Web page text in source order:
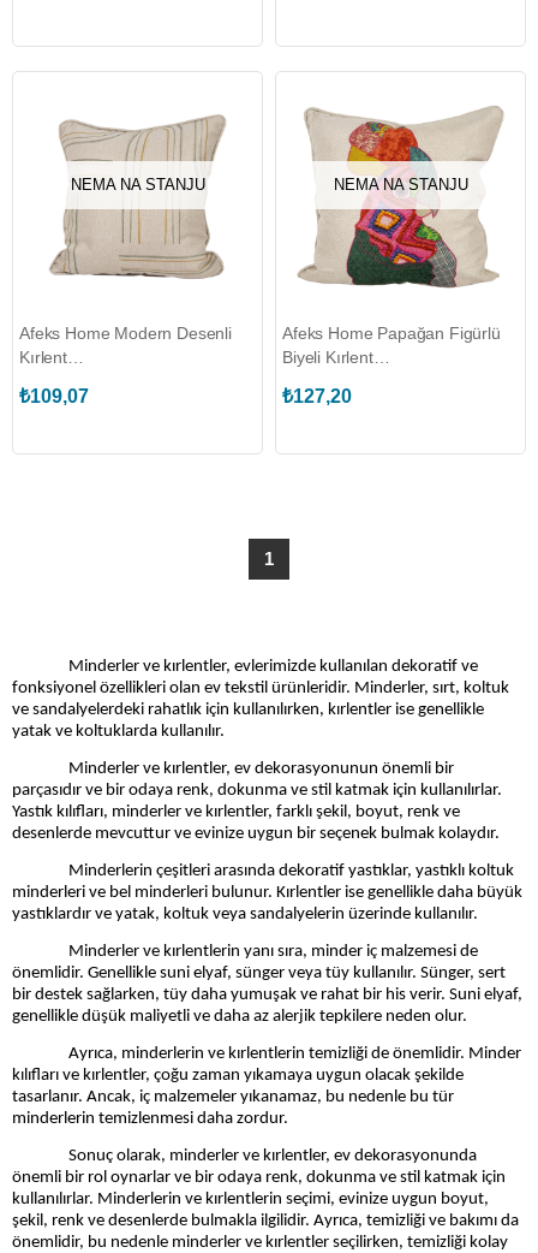
NEMA NA STANJU
Afeks Home Modern Desenli
Kırlent
₺109,07
NEMA NA STANJU
Afeks Home Papağan Figürlü
Biyeli Kırlent
₺127,20
1
Minderler ve kırlentler, evlerimizde kullanılan dekoratif ve
fonksiyonel özellikleri olan ev tekstil ürünleridir. Minderler, sırt, koltuk
ve sandalyelerdeki rahatlık için kullanılırken, kırlentler ise genellikle
yatak ve koltuklarda kullanılır.
Minderler ve kırlentler, ev dekorasyonunun önemli bir
parçasıdır ve bir odaya renk, dokunma ve stil katmak için kullanılırlar.
Yastık kılıfları, minderler ve kırlentler, farklı şekil, boyut, renk ve
desenlerde mevcuttur ve evinize uygun bir seçenek bulmak kolaydır.
Minderlerin çeşitleri arasında dekoratif yastıklar, yastıklı koltuk
minderleri ve bel minderleri bulunur. Kırlentler ise genellikle daha büyük
yastıklardır ve yatak, koltuk veya sandalyelerin üzerinde kullanılır.
Minderler ve kırlentlerin yanı sıra, minder iç malzemesi de
önemlidir. Genellikle suni elyaf, sünger veya tüy kullanılır. Sünger, sert
bir destek sağlarken, tüy daha yumuşak ve rahat bir his verir. Suni elyaf,
genellikle düşük maliyetli ve daha az alerjik tepkilere neden olur.
Ayrıca, minderlerin ve kırlentlerin temizliği de önemlidir. Minder
kılıfları ve kırlentler, çoğu zaman yıkamaya uygun olacak şekilde
tasarlanır. Ancak, iç malzemeler yıkanamaz, bu nedenle bu tür
minderlerin temizlenmesi daha zordur.
Sonuç olarak, minderler ve kırlentler, ev dekorasyonunda
önemli bir rol oynarlar ve bir odaya renk, dokunma ve stil katmak için
kullanılırlar. Minderlerin ve kırlentlerin seçimi, evinize uygun boyut,
şekil, renk ve desenlerde bulmakla ilgilidir. Ayrıca, temizliği ve bakımı da
önemlidir, bu nedenle minderler ve kırlentler seçilirken, temizliği kolay